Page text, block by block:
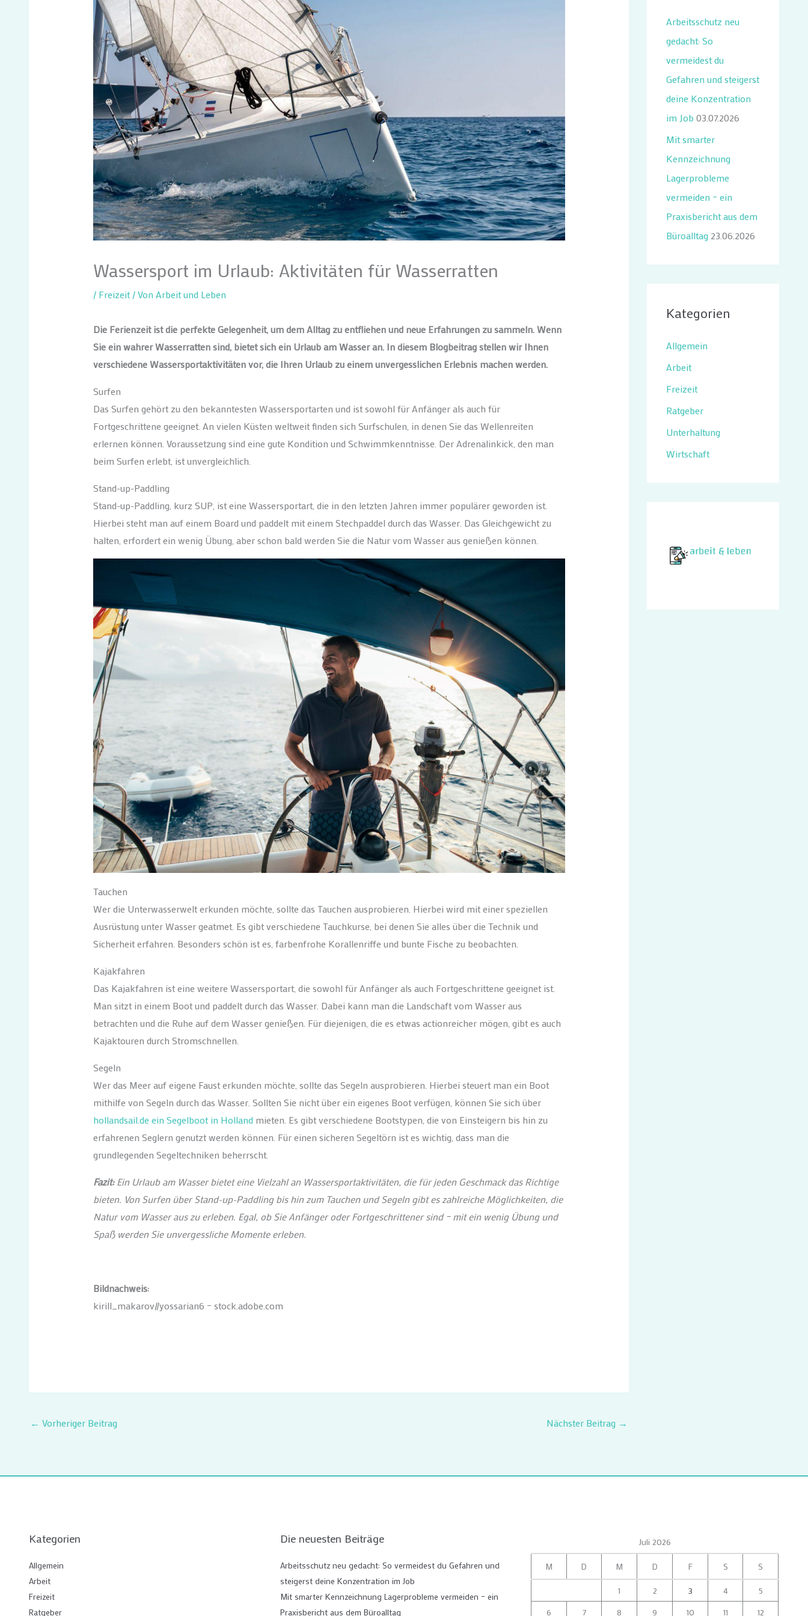
Wassersport im Urlaub: Aktivitäten für Wasserratten
/ Freizeit/ VonArbeit und Leben
Die Ferienzeit ist die perfekte Gelegenheit, um dem Alltag zu entfliehen und neue Erfahrungen zu sammeln. Wenn
Sie ein wahrer Wasserratten sind, bietet sich ein Urlaub am Wasser an. In diesem Blogbeitrag stellen wir Ihnen
verschiedene Wassersportaktivitäten vor, die Ihren Urlaub zu einem unvergesslichen Erlebnis machen werden.
Surfen
Das Surfen gehört zu den bekanntesten Wassersportarten und ist sowohl für Anfänger als auch für
Fortgeschrittene geeignet. An vielen Küsten weltweit finden sich Surfschulen, in denen Sie das Wellenreiten
erlernen können. Voraussetzung sind eine gute Kondition und Schwimmkenntnisse. Der Adrenalinkick, den man
beim Surfen erlebt, ist unvergleichlich.
Stand-up-Paddling
Stand-up-Paddling, kurz SUP, ist eine Wassersportart, die in den letzten Jahren immer populärer geworden ist.
Hierbei steht man auf einem Board und paddelt mit einem Stechpaddel durch das Wasser. Das Gleichgewicht zu
halten, erfordert ein wenig Übung, aber schon bald werden Sie die Natur vom Wasser aus genießen können.
Tauchen
Wer die Unterwasserwelt erkunden möchte, sollte das Tauchen ausprobieren. Hierbei wird mit einer speziellen
Ausrüstung unter Wasser geatmet. Es gibt verschiedene Tauchkurse, bei denen Sie alles über die Technik und
Sicherheit erfahren. Besonders schön ist es, farbenfrohe Korallenriffe und bunte Fische zu beobachten.
Kajakfahren
Das Kajakfahren ist eine weitere Wassersportart, die sowohl für Anfänger als auch Fortgeschrittene geeignet ist.
Man sitzt in einem Boot und paddelt durch das Wasser. Dabei kann man die Landschaft vom Wasser aus
betrachten und die Ruhe auf dem Wasser genießen. Für diejenigen, die es etwas actionreicher mögen, gibt es auch
Kajaktouren durch Stromschnellen.
Segeln
Wer das Meer auf eigene Faust erkunden möchte, sollte das Segeln ausprobieren. Hierbei steuert man ein Boot
mithilfe von Segeln durch das Wasser. Sollten Sie nicht über ein eigenes Boot verfügen, können Sie sich über
hollandsail.de ein Segelboot in Hollandmieten. Es gibt verschiedene Bootstypen, die von Einsteigern bis hin zu
erfahrenen Seglern genutzt werden können. Für einen sicheren Segeltörn ist es wichtig, dass man die
grundlegenden Segeltechniken beherrscht.
Fazit:Ein Urlaub am Wasser bietet eine Vielzahl an Wassersportaktivitäten, die für jeden Geschmack das Richtige
bieten. Von Surfen über Stand-up-Paddling bis hin zum Tauchen und Segeln gibt es zahlreiche Möglichkeiten, die
Natur vom Wasser aus zu erleben. Egal, ob Sie Anfänger oder Fortgeschrittener sind – mit ein wenig Übung und
Spaß werden Sie unvergessliche Momente erleben.
Bildnachweis:
kirill_makarov//yossarian6 – stock.adobe.com
← Vorheriger Beitrag Nächster Beitrag →
n
a
c
h
:
Arbeitsschutz neu
gedacht: So
vermeidest du
Gefahren und steigerst
deine Konzentration
im Job 03.07.2026
Mit smarter
Kennzeichnung
Lagerprobleme
vermeiden – ein
Praxisbericht aus dem
Büroalltag 23.06.2026
Kategorien
Allgemein
Arbeit
Freizeit
Ratgeber
Unterhaltung
Wirtschaft
Kategorien
Allgemein
Arbeit
Freizeit
Ratgeber
Die neuesten Beiträge
Arbeitsschutz neu gedacht: So vermeidest du Gefahren und
steigerst deine Konzentration im Job
Mit smarter Kennzeichnung Lagerprobleme vermeiden – ein
Praxisbericht aus dem Büroalltag
Juli 2026
M D M D F S S
1 2 3 4
5
6
7 8 9 10 11 12